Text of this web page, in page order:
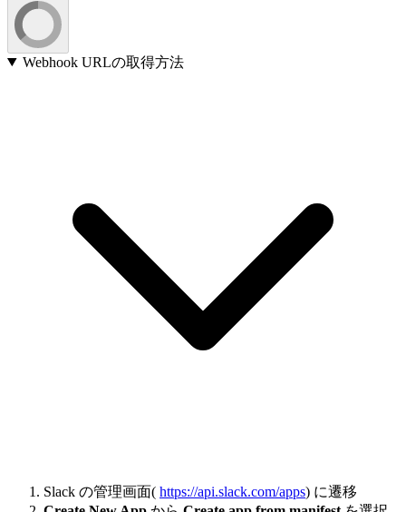
Webhook URLの取得方法
Slack の管理画面( https://api.slack.com/apps) に遷移